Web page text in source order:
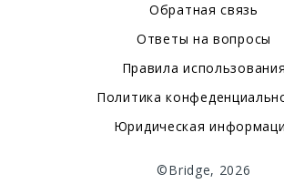
Обратная связь
Ответы на вопросы
Правила использования
Политика
Юридическая
©Bridge, 2026